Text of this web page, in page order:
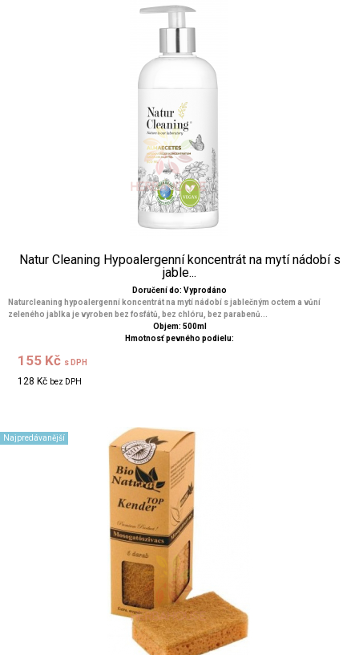
Natur Cleaning Hypoalergenní koncentrát na mytí nádobí s
jable...
Doručení do: Vyprodáno
Naturcleaning hypoalergenní koncentrát na mytí nádobí s jablečným octem a vůní
zeleného jablka je vyroben bez fosfátů, bez chlóru, bez parabenů...
Objem: 500ml
Hmotnosť pevného podielu:
155 Kč s DPH
128 Kč bez DPH
Najpredávanější